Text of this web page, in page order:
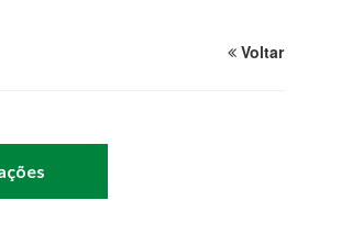
Voltar